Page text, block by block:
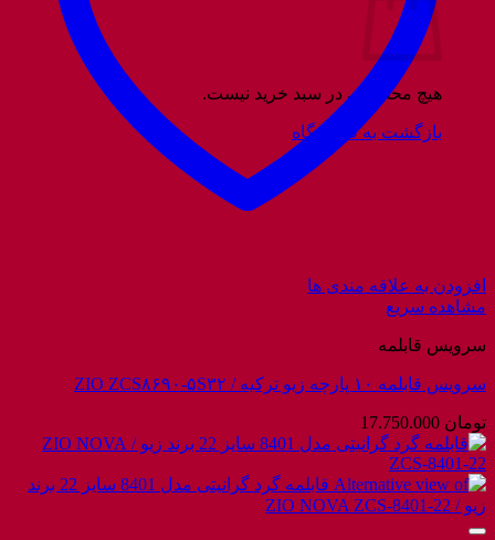
هیچ محصولی در سبد خرید نیست.
بازگشت به فروشگاه
افزودن به علاقه مندی ها
مشاهده سریع
سرویس قابلمه
سرویس قابلمه ۱۰ پارچه زیو ترکیه / ZIO ZCS۸۶۹۰-۵S۳۲
تومان